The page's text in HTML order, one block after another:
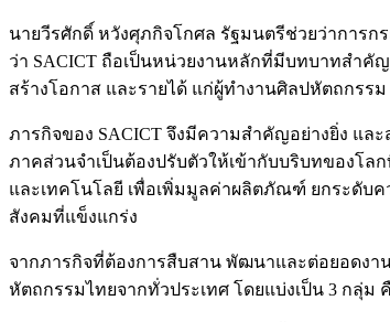
นายวีรศักดิ์ หวังศุภกิจโกศล รัฐมนตรีช่วยว่าการ
ว่า SACICT ถือเป็นหน่วยงานหลักที่มีบทบาทสำ
สร้างโอกาส และรายได้ แก่ผู้ทำงานศิลปหัตถกรร
ภารกิจของ SACICT จึงมีความสำคัญอย่างยิ่ง แล
ภาคส่วนจำเป็นต้องปรับตัวให้เข้ากับบริบทของโ
และเทคโนโลยี เพื่อเพิ่มมูลค่าผลิตภัณฑ์ ยกระดับค
สังคมที่แข็งแกร่ง
จากภารกิจที่ต้องการสืบสาน พัฒนาและต่อยอดงา
หัตถกรรมไทยจากทั่วประเทศ โดยแบ่งเป็น 3 กลุ่